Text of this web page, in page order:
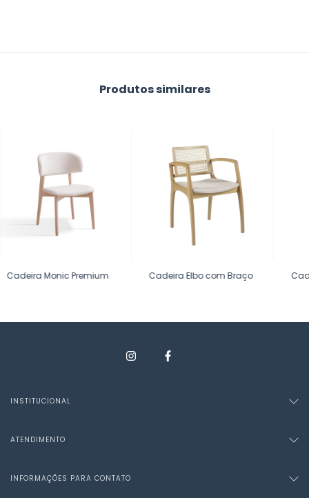
Produtos similares
Cadeira Monic Premium Cadeira Elbo com Braço
INSTITUCIONAL
ATENDIMENTO
INFORMAÇÕES PARA CONTATO